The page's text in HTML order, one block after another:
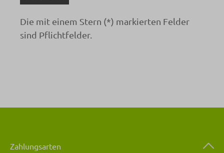
Die mit einem Stern (*) markierten Felder
sind Pflichtfelder.
Zahlungsarten